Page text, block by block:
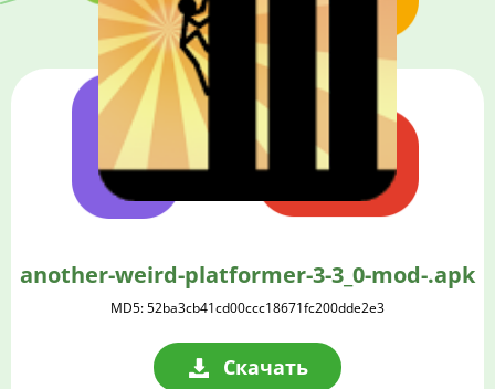
another-weird-platformer-3-3_0-mod-.apk
MD5: 52ba3cb41cd00ccc18671fc200dde2e3
Скачать